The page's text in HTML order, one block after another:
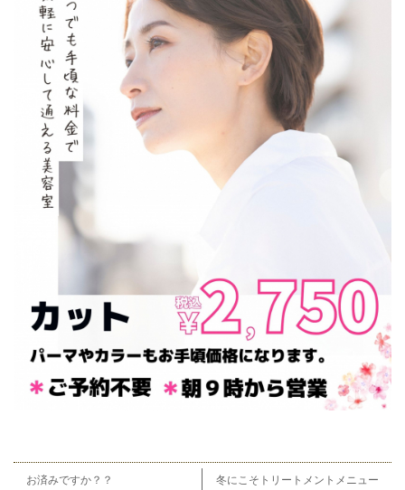
お済みですか？？
冬にこそトリートメントメニュー